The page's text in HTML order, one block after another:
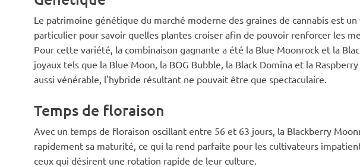
Le patrimoine génétique du marché moderne des graines de cannabis est
particulier pour savoir quelles plantes croiser afin de pouvoir renforcer les
Pour cette variété, la combinaison gagnante a été la Blue Moonrock et la
joyaux tels que la Blue Moon, la BOG Bubble, la Black Domina et la
aussi vénérable, l'hybride résultant ne pouvait être que spectaculaire.
Temps de floraison
Avec un temps de floraison oscillant entre 56 et 63 jours, la Blackberry
rapidement sa maturité, ce qui la rend parfaite pour les cultivateurs
ceux qui désirent une rotation rapide de leur culture.